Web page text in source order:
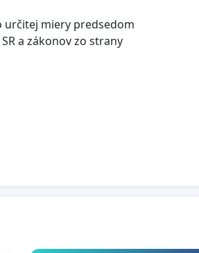
určitej miery predsedom
a zákonov zo strany
sa justície (zmena ústavy
Skutočná sloboda
aj ľuďom, s ktorými